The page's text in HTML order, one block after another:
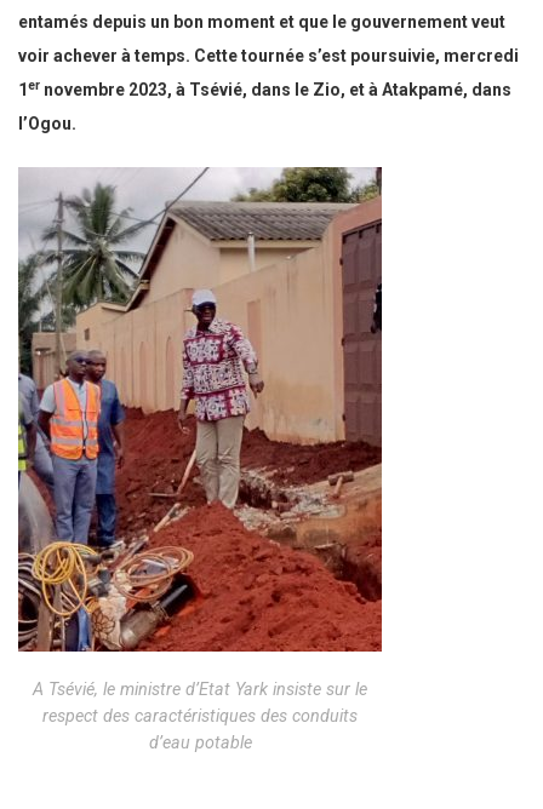
entamés depuis un bon moment et que le gouvernement veut
voir achever à temps. Cette tournée s’est poursuivie, mercredi
1 er novembre 2023, à Tsévié, dans le Zio, et à Atakpamé, dans
l’Ogou.
A Tsévié, le ministre d’Etat Yark insiste sur le
respect des caractéristiques des conduits
d’eau potable